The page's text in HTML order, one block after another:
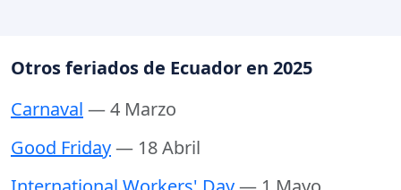
Otros feriados de Ecuador en 2025
Carnaval — 4 Marzo
Good Friday— 18 Abril